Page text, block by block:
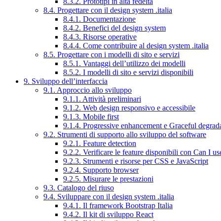
8.4. Progettare con il design system .italia
8.4.1. Documentazione
8.4.2. Benefici del design system
8.4.3. Risorse operative
8.4.4. Come contribuire al design system .italia
8.5. Progettare con i modelli di sito e servizi
8.5.1. Vantaggi dell’utilizzo dei modelli
8.5.2. I modelli di sito e servizi disponibili
9. Sviluppo dell’interfaccia
9.1. Approccio allo sviluppo
9.1.1. Attività preliminari
9.1.2. Web design responsivo e accessibile
9.1.3. Mobile first
9.1.4. Progressive enhancement e Graceful
9.2. Strumenti di supporto allo sviluppo del software
9.2.1. Feature detection
9.2.2. Verificare le feature disponibili con Can I
9.2.3. Strumenti e risorse per CSS e JavaScript
9.2.4. Supporto browser
9.2.5. Misurare le prestazioni
9.3. Catalogo del riuso
9.4. Sviluppare con il design system .italia
9.4.1. Il framework Bootstrap Italia
9.4.2. Il kit di sviluppo React